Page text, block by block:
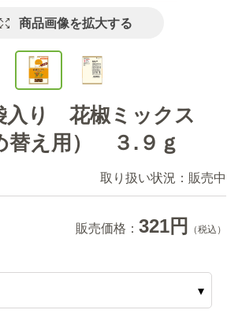
商品画像を拡大する
り 花椒ミックス
替え用） ３.９ｇ
取り扱い状況： 販売中
販売価格： 321円 （税込）